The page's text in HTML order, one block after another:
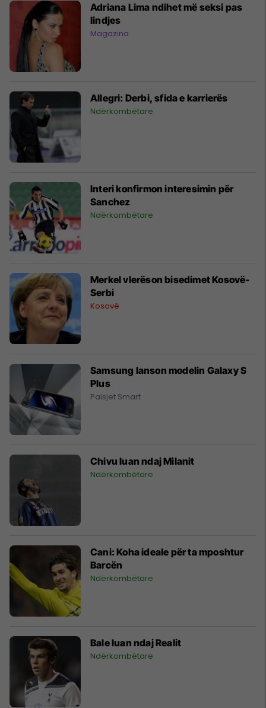
Adriana Lima ndihet më seksi pas
lindjes
Magazina
Allegri: Derbi, sfida e karrierës
Ndërkombëtare
Interi konfirmon interesimin për
Sanchez
Ndërkombëtare
Merkel vlerëson bisedimet Kosovë-
Serbi
Kosovë
Samsung lanson modelin Galaxy S
Plus
Paisjet Smart
Chivu luan ndaj Milanit
Ndërkombëtare
Cani: Koha ideale për ta mposhtur
Barcën
Ndërkombëtare
Bale luan ndaj Realit
Ndërkombëtare